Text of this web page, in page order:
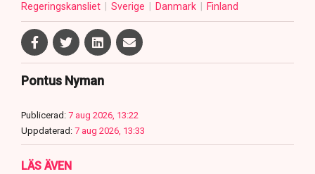
Regeringskansliet
Sverige Danmark Finland
Pontus Nyman
Publicerad: 7 aug 2026, 13:22
Uppdaterad: 7 aug 2026, 13:33
LÄS ÄVEN